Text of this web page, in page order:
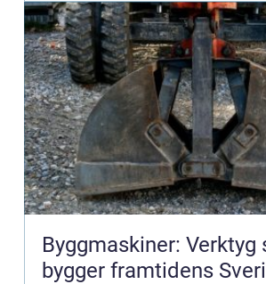
Byggmaskiner: Verktyg
bygger framtidens